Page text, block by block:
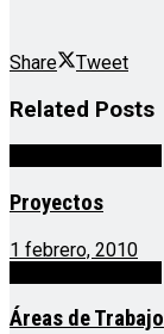
Share Tweet
Related Posts
Proyectos
1 febrero, 2010
Áreas de Trabajo